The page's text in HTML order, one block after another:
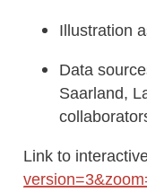
Illustration
Data
Saarland,
Link to